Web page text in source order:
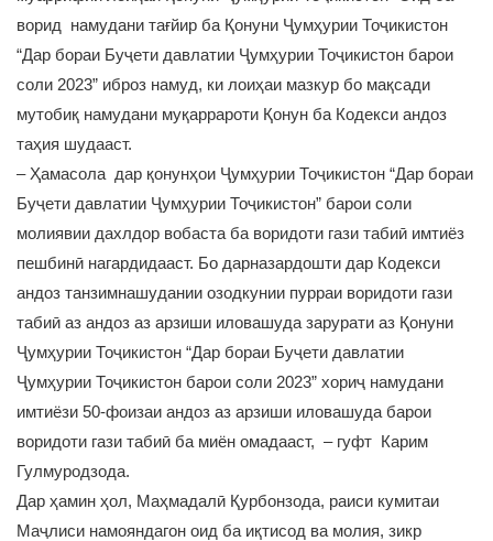
ворид намудани тағйир ба Қонуни Ҷумҳурии Тоҷикистон
“Дар бораи Буҷети давлатии Ҷумҳурии Тоҷикистон барои
соли 2023” иброз намуд, ки лоиҳаи мазкур бо мақсади
мутобиқ намудани муқаррароти Қонун ба Кодекси андоз
таҳия шудааст.
– Ҳамасола дар қонунҳои Ҷумҳурии Тоҷикистон “Дар бораи
Буҷети давлатии Ҷумҳурии Тоҷикистон” барои соли
молиявии дахлдор вобаста ба воридоти гази табиӣ имтиёз
пешбинӣ нагардидааст. Бо дарназардошти дар Кодекси
андоз танзимнашудании озодкунии пурраи воридоти гази
табиӣ аз андоз аз арзиши иловашуда зарурати аз Қонуни
Ҷумҳурии Тоҷикистон “Дар бораи Буҷети давлатии
Ҷумҳурии Тоҷикистон барои соли 2023” хориҷ намудани
имтиёзи 50-фоизаи андоз аз арзиши иловашуда барои
воридоти гази табиӣ ба миён омадааст, – гуфт Карим
Гулмуродзода.
Дар ҳамин ҳол, Маҳмадалӣ Қурбонзода, раиси кумитаи
Маҷлиси намояндагон оид ба иқтисод ва молия, зикр